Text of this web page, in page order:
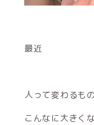
最近
人って変わるも
こんなに大きく